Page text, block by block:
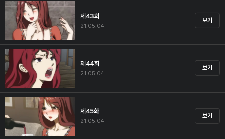
제43화
21.05.04
보기
제44화
21.05.04
보기
제45화
21.05.04
보기